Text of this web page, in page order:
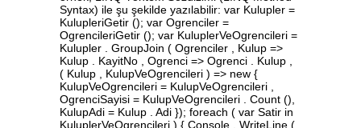
Syntax) ile şu şekilde yazılabilir: var Kulupler =
KulupleriGetir (); var Ogrenciler =
OgrencileriGetir (); var KuluplerVeOgrencileri =
Kulupler . GroupJoin ( Ogrenciler , Kulup =>
Kulup . KayitNo , Ogrenci => Ogrenci . Kulup ,
( Kulup , KulupVeOgrencileri ) => new {
KulupVeOgrencileri = KulupVeOgrencileri ,
OgrenciSayisi = KulupVeOgrencileri . Count (),
KulupAdi = Kulup . Adi }); foreach ( var Satir in
KuluplerVeOgrencileri ) { Console . WriteLine (